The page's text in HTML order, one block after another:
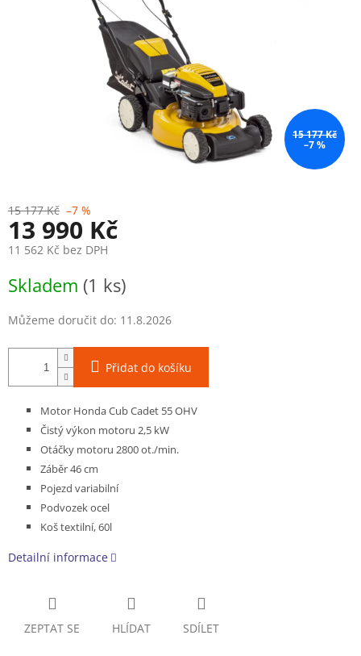
15 177 Kč
–7 %
15 177 Kč –7 %
13 990 Kč
11 562 Kč bez DPH
cena:
Skladem (1 ks)
Můžeme doručit do: 11.8.2026
Přidat do košíku
Motor Honda Cub Cadet 55 OHV
Čistý výkon motoru 2,5 kW
Otáčky motoru 2800 ot./min.
Záběr 46 cm
Pojezd variabilní
Podvozek ocel
Koš textilní, 60l
Detailní informace
ZEPTAT SE HLÍDAT SDÍLET